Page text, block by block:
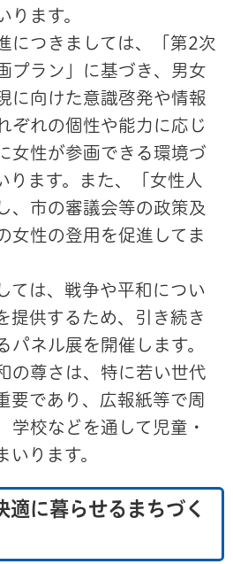
ります。
につきましては、「第2次
プラン」に基づき、男女
に向けた意識啓発や情報
ぞれの個性や能力に応じ
女性が参画できる環境づ
ります。また、「女性人
、市の審議会等の政策及
女性の登用を促進してま
ては、戦争や平和につい
提供するため、引き続き
パネル展を開催します。
の尊さは、特に若い世代
要であり、広報紙等で周
学校などを通して児童・
いります。
適に暮らせるまちづく